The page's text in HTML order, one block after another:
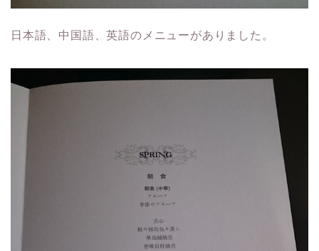
日本語、中国語、英語のメニューがありました。